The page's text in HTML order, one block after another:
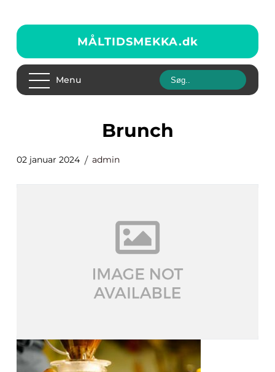
MÅLTIDSMEKKA.dk
Menu
brunch
02 januar 2024 admin